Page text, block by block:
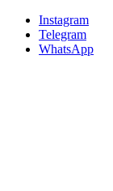
Instagram
Telegram
WhatsApp